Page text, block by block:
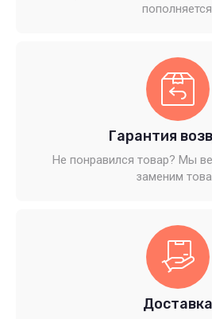
Гарантия
Не понравился товар? Мы
заменим
Доставка